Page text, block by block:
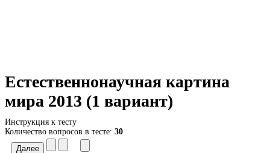
Естественнонаучная картина
мира 2013 (1 вариант)
Инструкция к тесту
Количество вопросов в тесте: 30